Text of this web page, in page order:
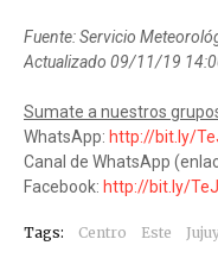
Fuente: Servicio
Actualizado 09/11/19
Sumate a nuestros
WhatsApp: http://bit.ly/
Canal de WhatsApp
Facebook: http://bit.ly/
Tags: Centro Este